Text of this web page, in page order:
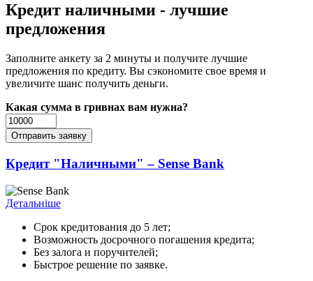
Кредит наличными - лучшие
предложения
Заполните анкету за 2 минуты и получите лучшие
предложения по кредиту. Вы сэкономите свое время и
увеличите шанс получить деньги.
Какая сумма в гривнах вам нужна?
Кредит "Наличными" – Sense Bank
Детальніше
Срок кредитования до 5 лет;
Возможность досрочного погашения кредита;
Без залога и поручителей;
Быстрое решение по заявке.